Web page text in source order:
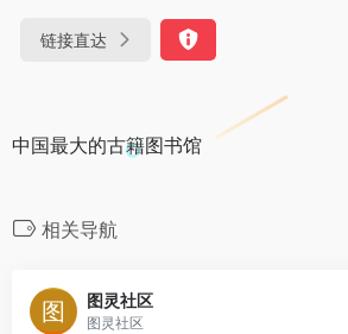
链接直达
中国最大的古籍图书馆
相关导航
图灵社区
图灵社区